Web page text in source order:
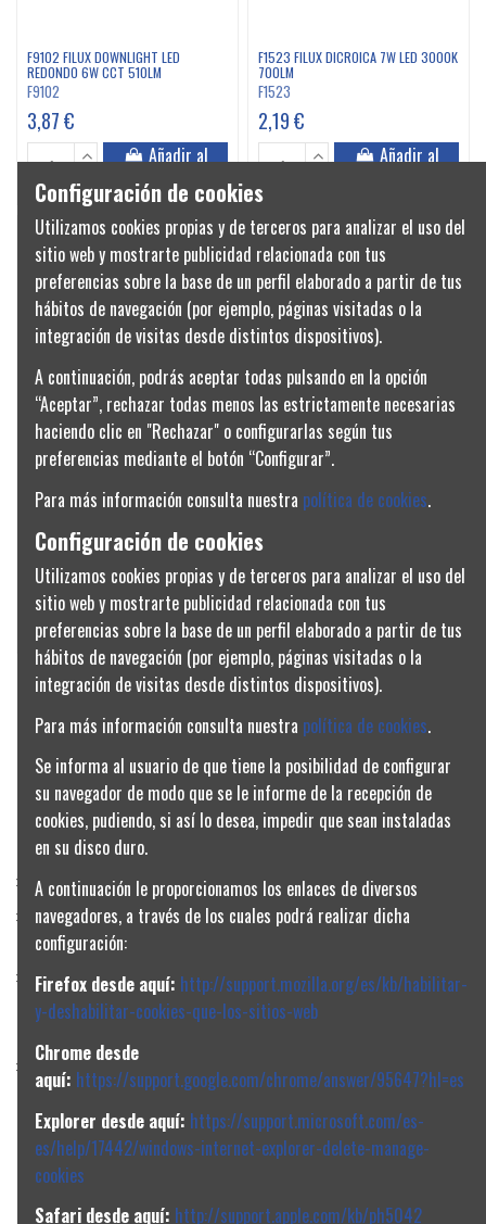
F9102 FILUX DOWNLIGHT LED
REDONDO 6W CCT 510LM
F9102
3,87 €
Añadir al
carrito
F1523 FILUX DICROICA 7W LED 3000K
700LM
F1523
2,19 €
Añadir al
F1524 FILUX DICROICA 7W LED 4000K
F1524
2,19 €
Añadir al
carrito
LF-GHY100H24-YH FUENTE ALIM TIRA
28,31 €
Añadir al
carrito
1 2
CONDICIONES Y
PRIVACIDAD
Aviso legal
Política de
privacidad
Condiciones
generales de
Política de
cookies
CATEGORÍAS
Electrónica
Industrial y
Iluminación
Fotovoltaica
Climatización
Tubería y
canalización
CONTACT US
968107606
sebeaza@sebeaza.com
Configuración de cookies
Utilizamos cookies propias y de terceros para analizar el uso del
sitio web y mostrarte publicidad relacionada con tus
preferencias sobre la base de un perfil elaborado a partir de tus
hábitos de navegación (por ejemplo, páginas visitadas o la
integración de visitas desde distintos dispositivos).
A continuación, podrás aceptar todas pulsando en la opción
“Aceptar”, rechazar todas menos las estrictamente necesarias
haciendo clic en "Rechazar" o configurarlas según tus
preferencias mediante el botón “Configurar”.
Para más información consulta nuestra política de cookies.
Configuración de cookies
Utilizamos cookies propias y de terceros para analizar el uso del
sitio web y mostrarte publicidad relacionada con tus
preferencias sobre la base de un perfil elaborado a partir de tus
hábitos de navegación (por ejemplo, páginas visitadas o la
integración de visitas desde distintos dispositivos).
Para más información consulta nuestra política de cookies.
Se informa al usuario de que tiene la posibilidad de configurar
su navegador de modo que se le informe de la recepción de
cookies, pudiendo, si así lo desea, impedir que sean instaladas
en su disco duro.
A continuación le proporcionamos los enlaces de diversos
navegadores, a través de los cuales podrá realizar dicha
configuración:
Firefox desde aquí: http://support.mozilla.org/es/kb/habilitar-
y-deshabilitar-cookies-que-los-sitios-web
Chrome desde
aquí: https://support.google.com/chrome/answer/95647?hl=es
Explorer desde aquí: https://support.microsoft.com/es-
es/help/17442/windows-internet-explorer-delete-manage-
cookies
Safari desde aquí: http://support.apple.com/kb/ph5042